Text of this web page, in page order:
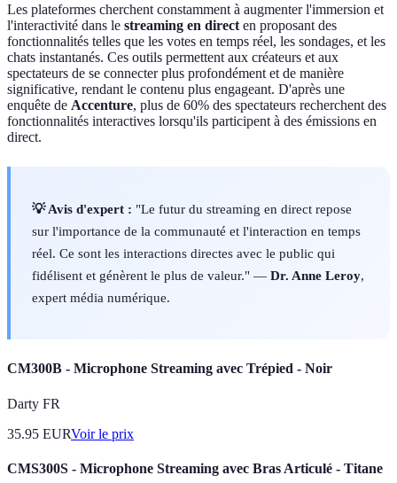
Les plateformes cherchent constamment à augmenter l'immersion et
l'interactivité dans le streaming en direct en proposant des
fonctionnalités telles que les votes en temps réel, les sondages, et les
chats instantanés. Ces outils permettent aux créateurs et aux
spectateurs de se connecter plus profondément et de manière
significative, rendant le contenu plus engageant. D'après une
enquête de Accenture, plus de 60% des spectateurs recherchent des
fonctionnalités interactives lorsqu'ils participent à des émissions en
direct.
💡 Avis d'expert : "Le futur du streaming en direct repose
sur l'importance de la communauté et l'interaction en temps
réel. Ce sont les interactions directes avec le public qui
fidélisent et génèrent le plus de valeur." — Dr. Anne Leroy,
expert média numérique.
CM300B - Microphone Streaming avec Trépied - Noir
Darty FR
35.95 EURVoir le prix
CMS300S - Microphone Streaming avec Bras Articulé - Titane